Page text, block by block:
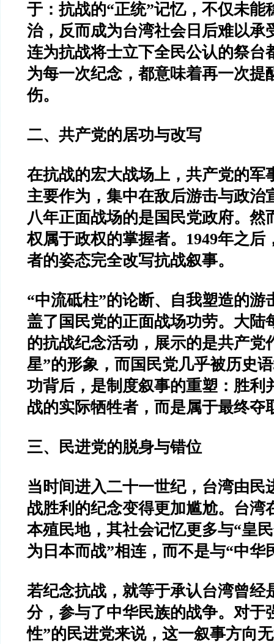
于：抗战的“正统”记忆，不仅未能
治，反而成为台湾社会日后难以承
连为抗战将士立下全民公认的祭台
为每一次纪念，都意味着再一次提
伤。
二、共产党的居功与改写
在抗战的宏大战场上，共产党的军
主要作为，集中在敌后游击与政治
八年正面战场的是国民党政府。然
权属于政权的掌握者。1949年之后
者的姿态完全改写抗战叙事。
“中流砥柱”的论断、自我塑造的游
盖了国民党的正面战场功劳。大陆
的抗战纪念活动，展示的是共产党
星”的形象，而国民党几乎被历史
功背后，是制度叙事的重塑：胜利
战的实际牺牲者，而是属于最终夺
三、民进党的脱身与错位
当时间进入二十一世纪，台湾由民
战胜利的纪念变得更加尴尬。台湾
本殖民地，其社会记忆更多与“皇
为日本而战”相连，而不是与“中华
若纪念抗战，就等于承认台湾曾经
分，参与了中华民族的战争。对于
性”的民进党来说，这一叙事方向